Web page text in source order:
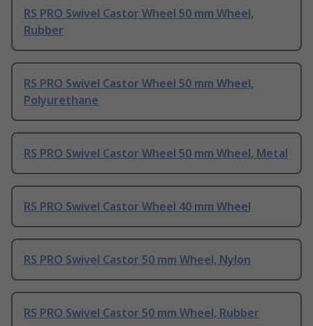
RS PRO Swivel Castor Wheel 50 mm Wheel,
Rubber
RS PRO Swivel Castor Wheel 50 mm Wheel,
Polyurethane
RS PRO Swivel Castor Wheel 50 mm Wheel, Metal
RS PRO Swivel Castor Wheel 40 mm Wheel
RS PRO Swivel Castor 50 mm Wheel, Nylon
RS PRO Swivel Castor 50 mm Wheel, Rubber